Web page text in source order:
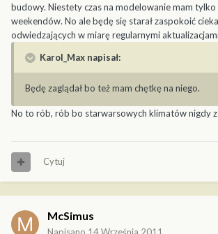
budowy. Niestety czas na modelowanie mam tylko
weekendów. No ale będę się starał zaspokoić
odwiedzających w miarę regularnymi
Karol_Max napisał:
Będę zaglądał bo też mam chętkę na niego.
No to rób, rób bo starwarsowych klimatów nigdy
Cytuj
McSimus